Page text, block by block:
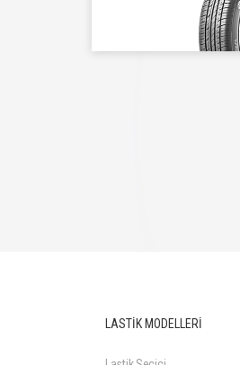
LASTİK MODELLERİ